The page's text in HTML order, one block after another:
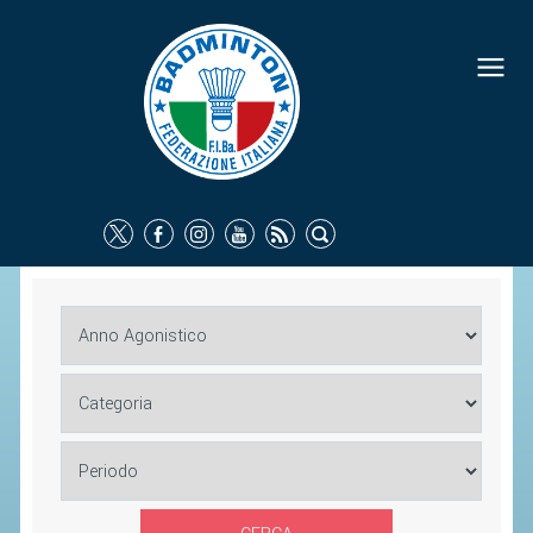
FEDERAZIONE
IDENTITÀ
COMMISSIONI FEDERALI
ORGANI TERRITORIALI
SOCIETÀ SPORTIVE
TUTELA DELLA SALUTE -
COMUNICAZIONE E MARKETING